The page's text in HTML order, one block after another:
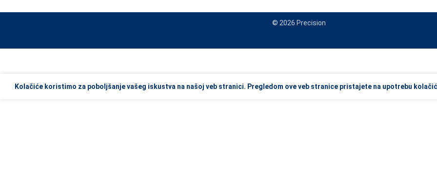
© 2026 Precision
Kolačiće koristimo za poboljšanje vašeg iskustva na našoj veb stranici. Pregledom ove veb stranice pristajete na upotrebu